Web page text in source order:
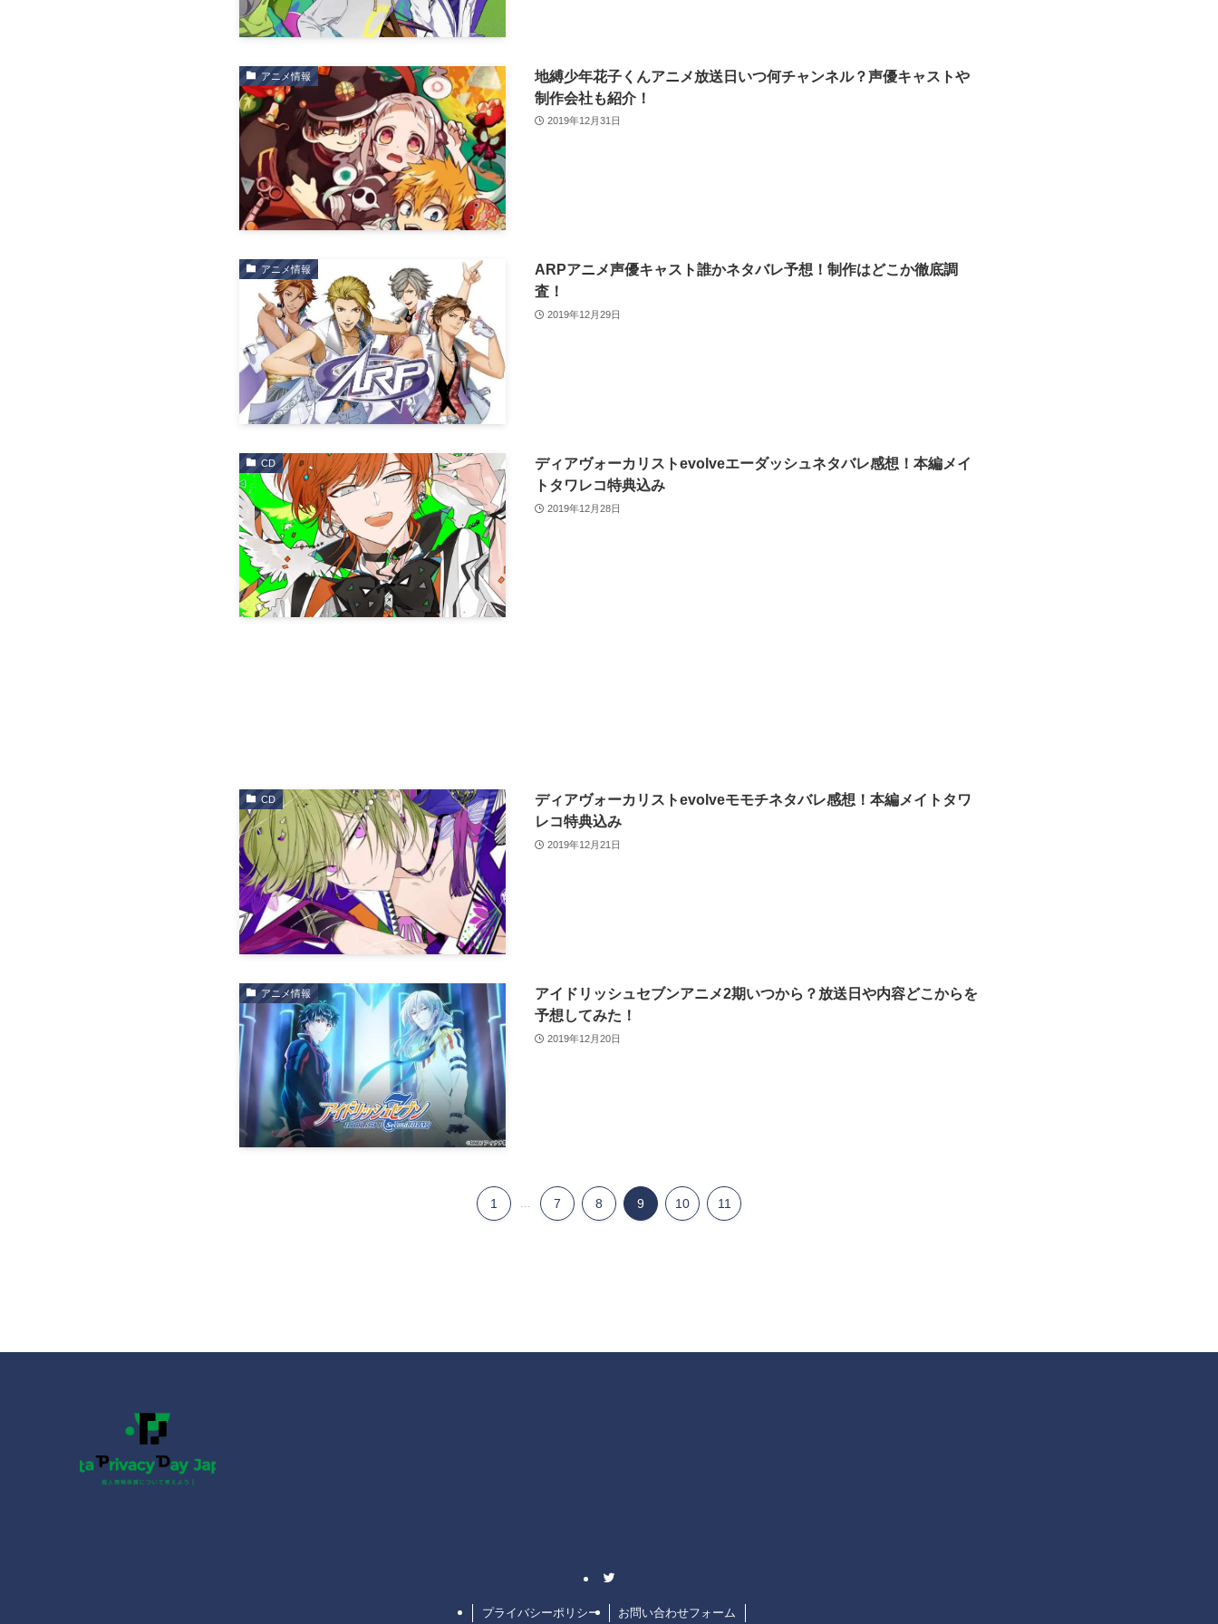
アニメ情報
地縛少年花子くんアニメ放送日いつ何チャンネル？声優キャストや
制作会社も紹介！
2019年12月31日
アニメ情報
ARPアニメ声優キャスト誰かネタバレ予想！制作はどこか徹底調
査！
2019年12月29日
CD
ディアヴォーカリストevolveエーダッシュネタバレ感想！本編メイ
トタワレコ特典込み
2019年12月28日
CD
ディアヴォーカリストevolveモモチネタバレ感想！本編メイトタワ
レコ特典込み
2019年12月21日
アニメ情報
アイドリッシュセブンアニメ2期いつから？放送日や内容どこからを
予想してみた！
2019年12月20日
1 ... 7 8 9 10 11
プライバシーポリシー お問い合わせフォーム